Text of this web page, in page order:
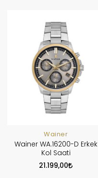
Wainer
Wainer WA.16200-D Erkek
Kol Saati
21.199,00